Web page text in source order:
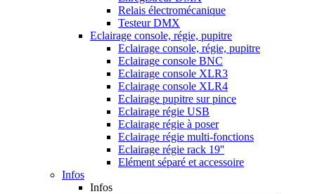
Relais électromécanique
Testeur DMX
Eclairage console, régie, pupitre
Eclairage console, régie, pupitre
Eclairage console BNC
Eclairage console XLR3
Eclairage console XLR4
Eclairage pupitre sur pince
Eclairage régie USB
Eclairage régie à poser
Eclairage régie multi-fonctions
Eclairage régie rack 19''
Elément séparé et accessoire
Infos
Infos